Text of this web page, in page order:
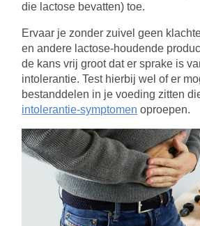
die lactose bevatten) toe.
Ervaar je zonder zuivel geen
en andere lactose-houdende
de kans vrij groot dat er sprake is
intolerantie. Test hierbij wel of er
bestanddelen in je voeding zitten
intolerantie-symptomen oproepen.